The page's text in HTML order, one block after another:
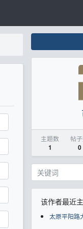
主题数
1
帖
0
该作者最近主
太原平阳路